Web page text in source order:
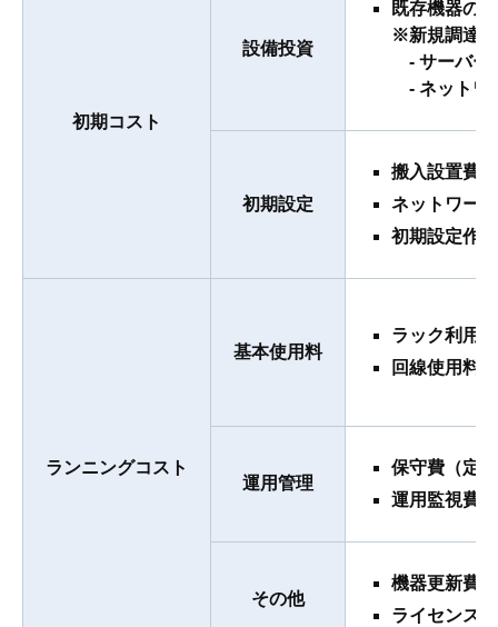
初期コスト
設備投資
既存機器の
※新規調達
‐ サーバー
‐ ネットワ
初期設定
搬入設置費
ネットワー
初期設定作
ランニングコスト
基本使用料
ラック利用
回線使用料
運用管理
保守費（定
運用監視費
その他
機器更新費
ライセンス費